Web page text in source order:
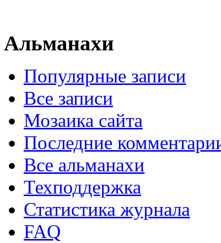
Альманахи
Популярные записи
Все записи
Мозаика сайта
Последние
Все альманахи
Техподдержка
Статистика журнала
FAQ